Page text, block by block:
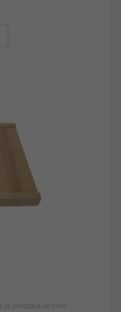
Les plateaux de fond